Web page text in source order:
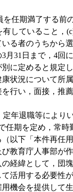
任期満了する前
していること，
る者のうちから
月31日まで，4回
に定めると規定
状況について所
行い，面接，推
年退職等により
任期を定め，常時
以下「本件再任
教育庁人事部が
経緯として，団
活用する必要性
機会を提供して